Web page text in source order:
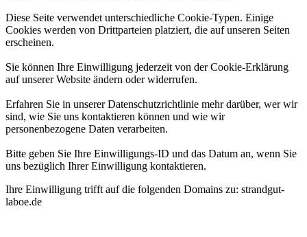
Diese Seite verwendet unterschiedliche Cookie-Typen. Einige
Cookies werden von Drittparteien platziert, die auf unseren Seiten
erscheinen.
Sie können Ihre Einwilligung jederzeit von der Cookie-Erklärung
auf unserer Website ändern oder widerrufen.
Erfahren Sie in unserer Datenschutzrichtlinie mehr darüber, wer wir
sind, wie Sie uns kontaktieren können und wie wir
personenbezogene Daten verarbeiten.
Bitte geben Sie Ihre Einwilligungs-ID und das Datum an, wenn Sie
uns bezüglich Ihrer Einwilligung kontaktieren.
Ihre Einwilligung trifft auf die folgenden Domains zu: strandgut-
laboe.de